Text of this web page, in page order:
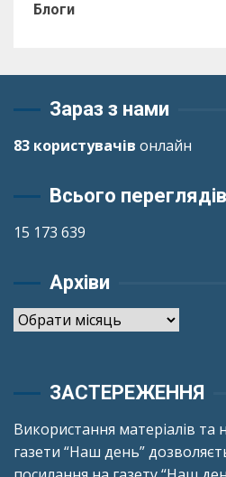
Блоги
Зараз з нами
83 користувачів онлайн
Всього переглядів
15 173 639
Архіви
Архіви
ЗАСТЕРЕЖЕННЯ
Використання матеріалів та
газети “Наш день”